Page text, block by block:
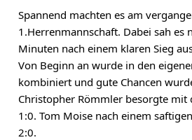
Spannend machten es am
1.Herrenmannschaft. Dabei sah es
Minuten nach einem klaren Sieg
Von Beginn an wurde in den
kombiniert und gute Chancen
Christopher Römmler besorgte mit
1:0. Tom Moise nach einem
2:0.